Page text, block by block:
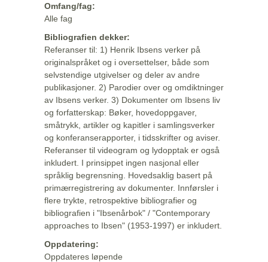
Omfang/fag:
Alle fag
Bibliografien dekker:
Referanser til: 1) Henrik Ibsens verker på
originalspråket og i oversettelser, både som
selvstendige utgivelser og deler av andre
publikasjoner. 2) Parodier over og omdiktninger
av Ibsens verker. 3) Dokumenter om Ibsens liv
og forfatterskap: Bøker, hovedoppgaver,
småtrykk, artikler og kapitler i samlingsverker
og konferanserapporter, i tidsskrifter og aviser.
Referanser til videogram og lydopptak er også
inkludert. I prinsippet ingen nasjonal eller
språklig begrensning. Hovedsaklig basert på
primærregistrering av dokumenter. Innførsler i
flere trykte, retrospektive bibliografier og
bibliografien i "Ibsenårbok" / "Contemporary
approaches to Ibsen" (1953-1997) er inkludert.
Oppdatering:
Oppdateres løpende